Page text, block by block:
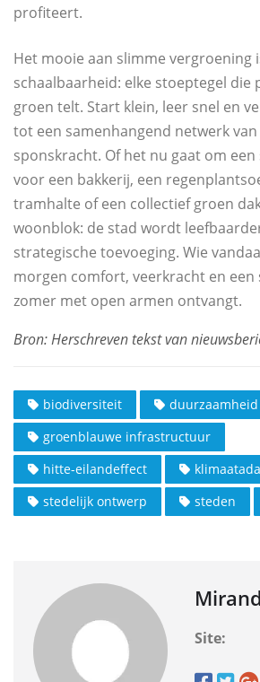
profiteert.
Het mooie aan slimme vergroening
schaalbaarheid: elke stoeptegel die
groen telt. Start klein, leer snel en
tot een samenhangend netwerk
sponskracht. Of het nu gaat om
voor een bakkerij, een
tramhalte of een collectief groen
woonblok: de stad wordt
strategische toevoeging. Wie
morgen comfort, veerkracht en
zomer met open armen ontvangt.
biodiversiteit
duurzaamheid
groenblauwe infrastructuur
hitte-eilandeffect
stedelijk ontwerp
steden
Site: